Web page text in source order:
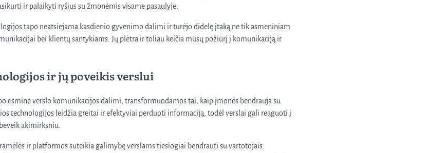
ir palaikyti ryšius su žmonėmis visame pasaulyje.
tapo neatsiejama kasdienio gyvenimo dalimi ir turėjo didelę įtaką ne tik asmeniniam
bei klientų santykiams. Jų plėtra ir toliau keičia mūsų požiūrį į komunikaciją ir
ir jų poveikis verslui
esmine verslo komunikacijos dalimi, transformuodamos tai, kaip įmonės bendrauja su
technologijos leidžia greitai ir efektyviai perduoti informaciją, todėl verslai gali reaguoti į
akimirksniu.
ir platformos suteikia galimybę verslams tiesiogiai bendrauti su vartotojais.